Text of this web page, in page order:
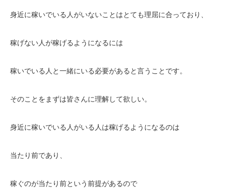
身近に稼いでいる人がいないことはとても理屈に合っており、
稼げない人が稼げるようになるには
稼いでいる人と一緒にいる必要があると言うことです。
そのことをまずは皆さんに理解して欲しい。
身近に稼いでいる人がいる人は稼げるようになるのは
当たり前であり、
稼ぐのが当たり前という前提があるので